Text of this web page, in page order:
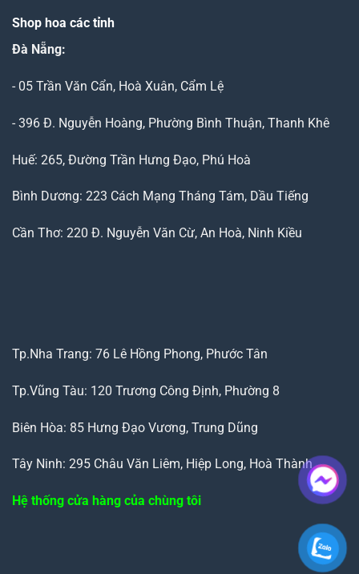
Shop hoa các tỉnh
Đà Nẵng:
- 05 Trần Văn Cẩn, Hoà Xuân, Cẩm Lệ
- 396 Đ. Nguyễn Hoàng, Phường Bình Thuận, Thanh Khê
Huế: 265, Đường Trần Hưng Đạo, Phú Hoà
Bình Dương: 223 Cách Mạng Tháng Tám, Dầu Tiếng
Cần Thơ: 220 Đ. Nguyễn Văn Cừ, An Hoà, Ninh Kiều
Tp.Nha Trang: 76 Lê Hồng Phong, Phước Tân
Tp.Vũng Tàu: 120 Trương Công Định, Phường 8
Biên Hòa: 85 Hưng Đạo Vương, Trung Dũng
Tây Ninh: 295 Châu Văn Liêm, Hiệp Long, Hoà Thành
Hệ thống cửa hàng của chùng tôi